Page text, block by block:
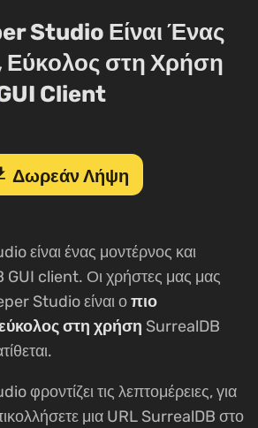
Studio Είναι Ένας
Εύκολος στη Χρήση
Client
Δωρεάν Λήψη
είναι ένας μοντέρνος και
GUI client. Οι χρήστες μας μας
Studio είναι οπιο
στη χρήση SurrealDB
φροντίζει τις λεπτομέρειες, για
μια URL SurrealDB στο